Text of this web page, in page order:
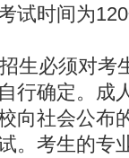
试时间为
生必须对考
行确定。成
向社会公布
。考生的专